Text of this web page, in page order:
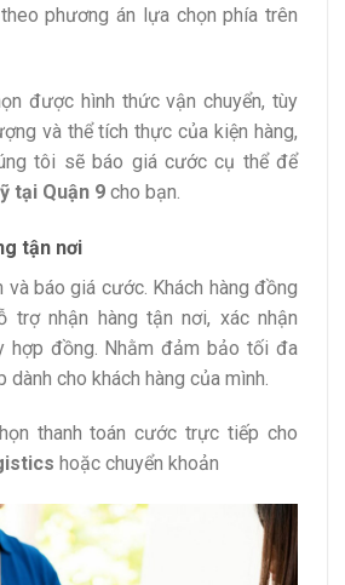
phương án lựa chọn phía trên
được hình thức vận chuyển, tùy
và thể tích thực của kiện hàng,
tôi sẽ báo giá cước cụ thể để
tại Quận 9 cho bạn.
tận nơi
và báo giá cước. Khách hàng đồng
trợ nhận hàng tận nơi, xác nhận
hợp đồng. Nhằm đảm bảo tối đa
dành cho khách hàng của mình.
thanh toán cước trực tiếp cho
hoặc chuyển khoản